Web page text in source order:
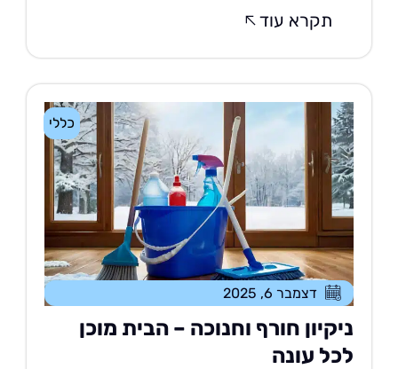
תקרא עוד
כללי
דצמבר 6, 2025
חורף וחנוכה – הבית מוכן
עונה